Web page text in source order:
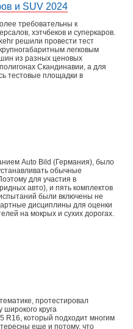
и SUV 2024
требовательны к
хэтчбеков и суперкаров.
решили провести тест
легковым
из разных ценовых
Скандинавии, а для
тестовые площадки в
Auto Bild (Германия), было
обычные
для участия в
авто), и пять комплектов
были включены не
дисциплины для оценки
на мокрых и сухих дорогах.
протестировал
круга
R16, который подходит многим
еще и потому, что